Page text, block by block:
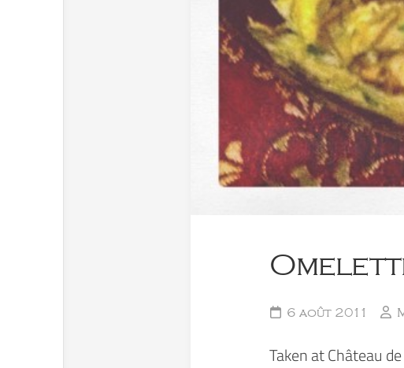
6 août 2011
Taken at Château